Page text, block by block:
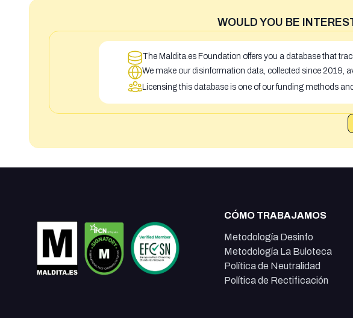
WOULD YOU BE
The Maldita.es Foundation offers you a database that
We make our disinformation data, collected since 2019,
Licensing this database is one of our funding methods
CÓMO TRABAJAMOS
Metodología Desinfo
Metodología La Buloteca
Política de Neutralidad
Política de Rectificación